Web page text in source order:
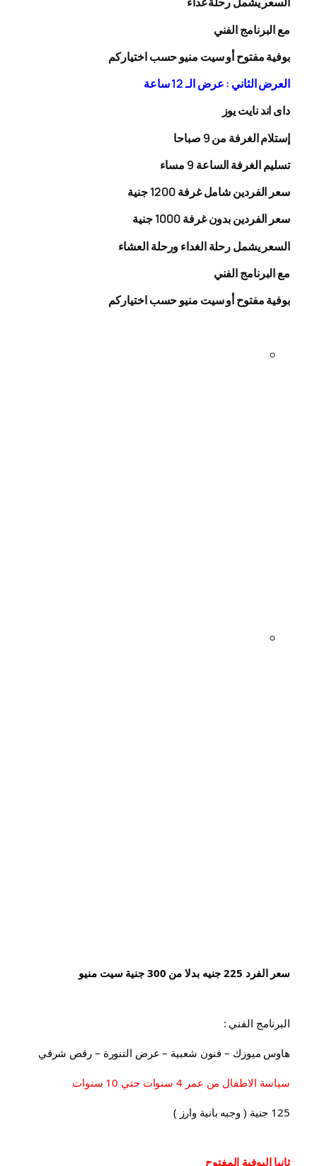
مع البرنامج الفني
بوفية مفتوح أو سيت منيو حسب اختياركم
العرض الثاني : عرض الـ 12 ساعة
داى اند نايت يوز
إستلام الغرفة من 9 صباحا
تسليم الغرفة الساعة 9 مساء
سعر الفردين شامل غرفة
1200
جنية
سعر الفردين بدون غرفة1000جنية
السعر يشمل رحلة الغداء ورحلة العشاء
مع البرنامج الفني
بوفية مفتوح أو سيت منيو حسب اختياركم
سعر الفرد 225 جنيه بدلا من 300 جنية سيت منيو
البرنامج الفني :
هاوس ميوزك – فنون شعبية – عرض التنورة – رقص شرقي
سياسة الاطفال من عمر 4 سنوات حتي 10 سنوات
125 جنية ( وجبه بانية وارز )
ثانيا البوفية المفتوح